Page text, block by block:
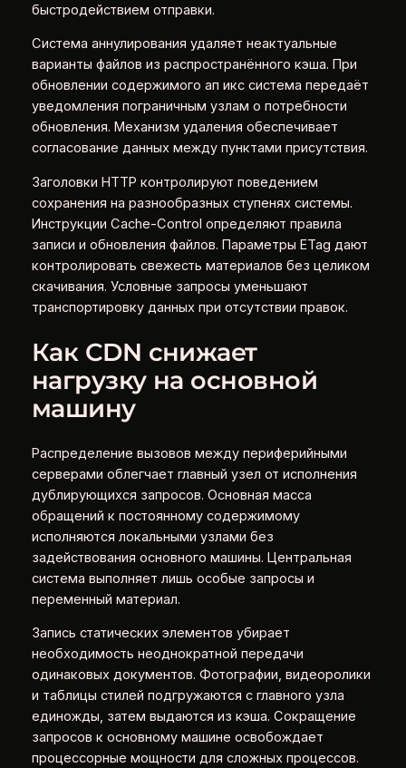
быстродействием отправки.
Система аннулирования удаляет неактуальные
варианты файлов из распространённого кэша. При
обновлении содержимого ап икс система передаёт
уведомления пограничным узлам о потребности
обновления. Механизм удаления обеспечивает
согласование данных между пунктами присутствия.
Заголовки HTTP контролируют поведением
сохранения на разнообразных ступенях системы.
Инструкции Cache-Control определяют правила
записи и обновления файлов. Параметры ETag дают
контролировать свежесть материалов без целиком
скачивания. Условные запросы уменьшают
транспортировку данных при отсутствии правок.
Как CDN снижает
нагрузку на основной
машину
Распределение вызовов между периферийными
серверами облегчает главный узел от исполнения
дублирующихся запросов. Основная масса
обращений к постоянному содержимому
исполняются локальными узлами без
задействования основного машины. Центральная
система выполняет лишь особые запросы и
переменный материал.
Запись статических элементов убирает
необходимость неоднократной передачи
одинаковых документов. Фотографии, видеоролики
и таблицы стилей подгружаются с главного узла
единожды, затем выдаются из кэша. Сокращение
запросов к основному машине освобождает
процессорные мощности для сложных процессов.